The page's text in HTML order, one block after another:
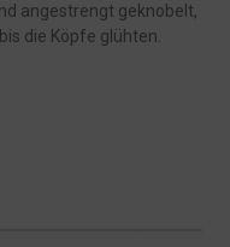
angestrengt geknobelt,
die Köpfe glühten.